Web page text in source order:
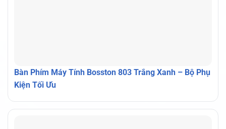
Bàn Phím Máy Tính Bosston 803 Trắng Xanh – Bộ Phụ
Kiện Tối Ưu